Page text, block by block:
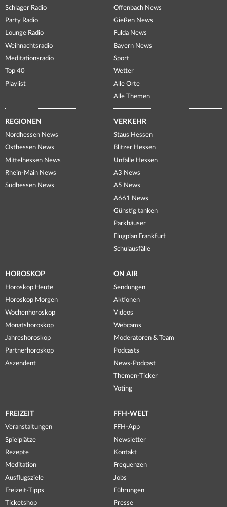
Schlager Radio
Party Radio
Lounge Radio
Weihnachtsradio
Meditationsradio
Top 40
Playlist
Offenbach News
Gießen News
Fulda News
Bayern News
Sport
Wetter
Alle Orte
Alle Themen
REGIONEN
Nordhessen News
Osthessen News
Mittelhessen News
Rhein-Main News
Südhessen News
VERKEHR
Staus Hessen
Blitzer Hessen
Unfälle Hessen
A3 News
A5 News
A661 News
Günstig tanken
Parkhäuser
Flugplan Frankfurt
Schulausfälle
HOROSKOP
Horoskop Heute
Horoskop Morgen
Wochenhoroskop
Monatshoroskop
Jahreshoroskop
Partnerhoroskop
Aszendent
ON AIR
Sendungen
Aktionen
Videos
Webcams
Moderatoren & Team
Podcasts
News-Podcast
Themen-Ticker
Voting
FREIZEIT
Veranstaltungen
Spielplätze
Rezepte
Meditation
Ausflugsziele
Freizeit-Tipps
Ticketshop
FFH-WELT
FFH-App
Newsletter
Kontakt
Frequenzen
Jobs
Führungen
Presse